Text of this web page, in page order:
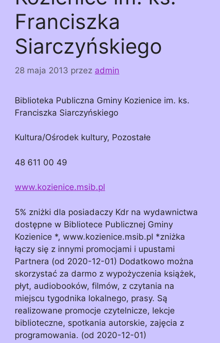
Franciszka
Siarczyńskiego
28 maja 2013 przez admin
Biblioteka Publiczna Gminy Kozienice im. ks.
Franciszka Siarczyńskiego
Kultura/Ośrodek kultury, Pozostałe
48 611 00 49
www.kozienice.msib.pl
5% zniżki dla posiadaczy Kdr na wydawnictwa
dostępne w Bibliotece Publicznej Gminy
Kozienice *, www.kozienice.msib.pl *zniżka
łączy się z innymi promocjami i upustami
Partnera (od 2020-12-01) Dodatkowo można
skorzystać za darmo z wypożyczenia książek,
płyt, audiobooków, filmów, z czytania na
miejscu tygodnika lokalnego, prasy. Są
realizowane promocje czytelnicze, lekcje
biblioteczne, spotkania autorskie, zajęcia z
programowania. (od 2020-12-01)